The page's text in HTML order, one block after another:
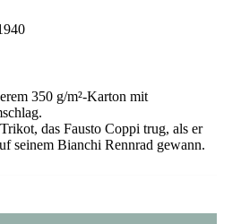
350 g/m²-Karton mit
das Fausto Coppi trug, als er
seinem Bianchi Rennrad gewann.